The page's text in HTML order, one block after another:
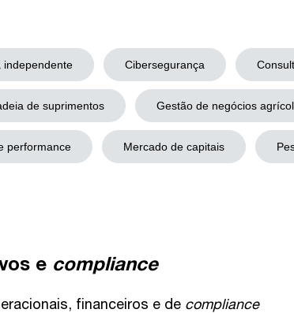
independente Cibersegurança
de suprimentos Gestão de negócios
performance Mercado de capitais
e compliance
financeiros e de compliance